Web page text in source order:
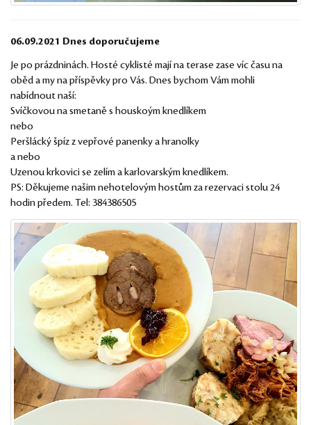
06.09.2021 Dnes doporučujeme
Je po prázdninách. Hosté cyklisté mají na terase zase víc času na
oběd a my na příspěvky pro Vás. Dnes bychom Vám mohli
nabídnout naší:
Svíčkovou na smetaně s houskoým knedlíkem
nebo
Peršlácký špíz z vepřové panenky a hranolky
a nebo
Uzenou krkovici se zelím a karlovarským knedlíkem.
PS: Děkujeme našim nehotelovým hostům za rezervaci stolu 24
hodin předem. Tel: 384386505